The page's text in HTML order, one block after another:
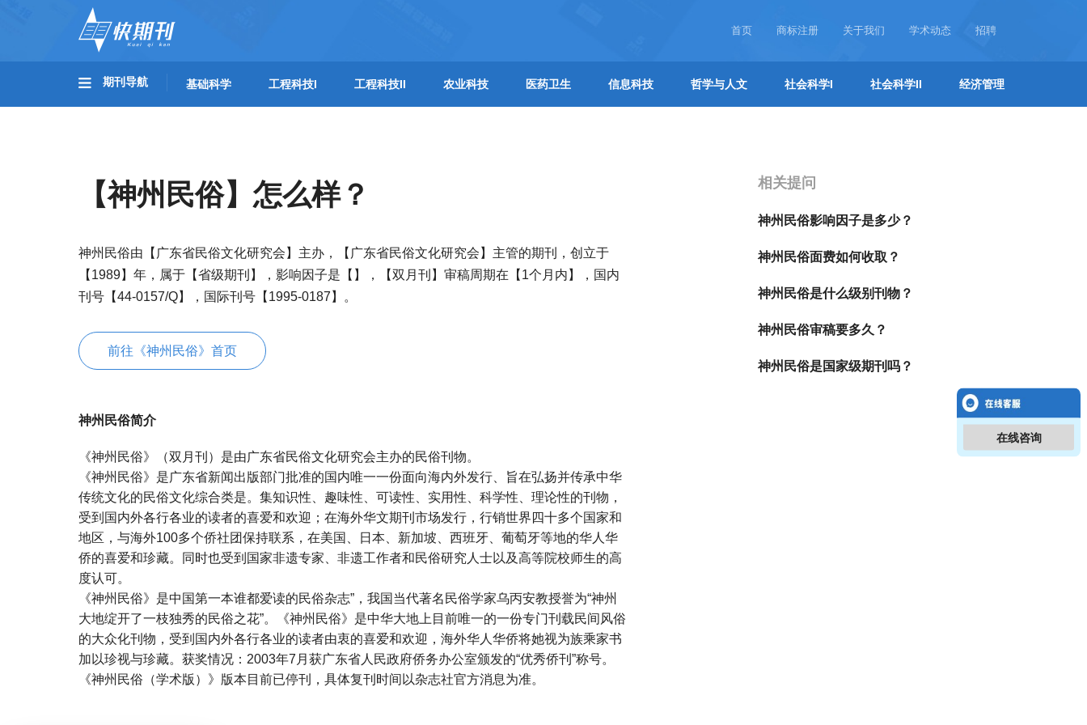
首页 商标注册 关于我们 学术动态 招聘
期刊导航 基础科学 工程科技I 工程科技II 农业科技 医药卫生 信息科技 哲学与人文 社会科学I 社会科学II 经济管理
【神州民俗】怎么样？
神州民俗由【广东省民俗文化研究会】主办，【广东省民俗文化研究会】主管的期刊，创立于
【1989】年，属于【省级期刊】，影响因子是【】，【双月刊】审稿周期在【1个月内】，国内
刊号【44-0157/Q】，国际刊号【1995-0187】。
前往《神州民俗》首页
神州民俗简介
《神州民俗》（双月刊）是由广东省民俗文化研究会主办的民俗刊物。
《神州民俗》是广东省新闻出版部门批准的国内唯一一份面向海内外发行、旨在弘扬并传承中华
传统文化的民俗文化综合类是。集知识性、趣味性、可读性、实用性、科学性、理论性的刊物，
受到国内外各行各业的读者的喜爱和欢迎；在海外华文期刊市场发行，行销世界四十多个国家和
地区，与海外100多个侨社团保持联系，在美国、日本、新加坡、西班牙、葡萄牙等地的华人华
侨的喜爱和珍藏。同时也受到国家非遗专家、非遗工作者和民俗研究人士以及高等院校师生的高
度认可。
《神州民俗》是中国第一本谁都爱读的民俗杂志”，我国当代著名民俗学家乌丙安教授誉为“神州
大地绽开了一枝独秀的民俗之花”。《神州民俗》是中华大地上目前唯一的一份专门刊载民间风俗
的大众化刊物，受到国内外各行各业的读者由衷的喜爱和欢迎，海外华人华侨将她视为族乘家书
加以珍视与珍藏。获奖情况：2003年7月获广东省人民政府侨务办公室颁发的“优秀侨刊”称号。
《神州民俗（学术版）》版本目前已停刊，具体复刊时间以杂志社官方消息为准。
相关提问
神州民俗影响因子是多少？
神州民俗面费如何收取？
神州民俗是什么级别刊物？
神州民俗审稿要多久？
神州民俗是国家级期刊吗？
在线咨询